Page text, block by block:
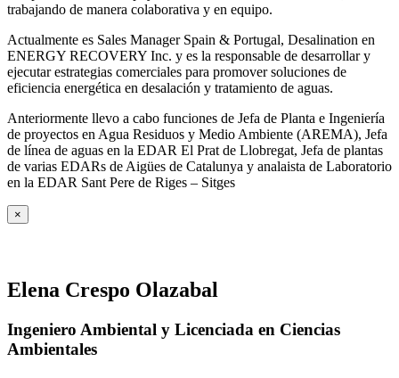
trabajando de manera colaborativa y en equipo.
Actualmente es Sales Manager Spain & Portugal, Desalination en
ENERGY RECOVERY Inc. y es la responsable de desarrollar y
ejecutar estrategias comerciales para promover soluciones de
eficiencia energética en desalación y tratamiento de aguas.
Anteriormente llevo a cabo funciones de Jefa de Planta e Ingeniería
de proyectos en Agua Residuos y Medio Ambiente (AREMA), Jefa
de línea de aguas en la EDAR El Prat de Llobregat, Jefa de plantas
de varias EDARs de Aigües de Catalunya y analaista de Laboratorio
en la EDAR Sant Pere de Riges – Sitges
×
Elena Crespo Olazabal
Ingeniero Ambiental y Licenciada en Ciencias
Ambientales